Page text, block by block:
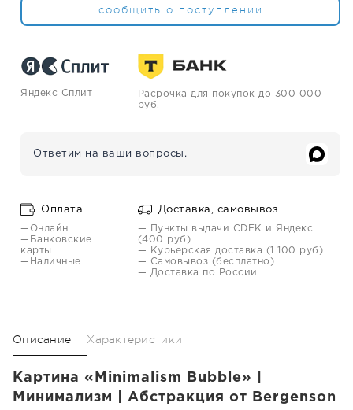
сообщить о поступлении
Яндекс Сплит
Расрочка для покупок до 300 000
руб.
Ответим на ваши вопросы.
Оплата
—Онлайн
—Банковские
карты
—Наличные
Доставка, самовывоз
— Пункты выдачи CDEK и Яндекс
(400 руб)
— Курьерская доставка (1 100 руб)
— Самовывоз (бесплатно)
— Доставка по России
Описание Характеристики
Картина «Minimalism Bubble» |
Минимализм | Абстракция от Bergenson